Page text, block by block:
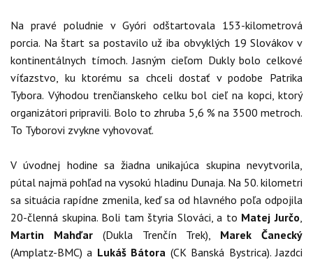
Na pravé poludnie v Gyóri odštartovala 153-kilometrová
porcia. Na štart sa postavilo už iba obvyklých 19 Slovákov v
kontinentálnych tímoch. Jasným cieľom Dukly bolo celkové
víťazstvo, ku ktorému sa chceli dostať v podobe Patrika
Tybora. Výhodou trenčianskeho celku bol cieľ na kopci, ktorý
organizátori pripravili. Bolo to zhruba 5,6 % na 3500 metroch.
To Tyborovi zvykne vyhovovať.
V úvodnej hodine sa žiadna unikajúca skupina nevytvorila,
pútal najmä pohľad na vysokú hladinu Dunaja. Na 50. kilometri
sa situácia rapídne zmenila, keď sa od hlavného poľa odpojila
20-členná skupina. Boli tam štyria Slováci, a to Matej Jurčo,
Martin Mahďar(Dukla Trenčín Trek), Marek Čanecký
(Amplatz-BMC) a Lukáš Bátora (CK Banská Bystrica). Jazdci